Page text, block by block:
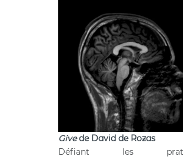
Givede David de Rozas
Défiant les